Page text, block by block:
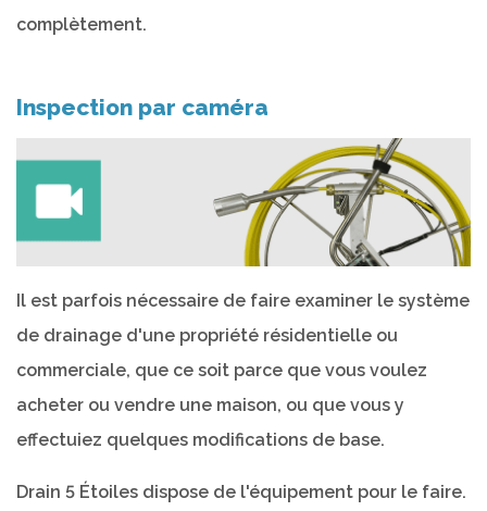
complètement.
Inspection par caméra
Il est parfois nécessaire de faire examiner le système
de drainage d'une propriété résidentielle ou
commerciale, que ce soit parce que vous voulez
acheter ou vendre une maison, ou que vous y
effectuiez quelques modifications de base.
Drain 5 Étoiles dispose de l'équipement pour le faire.